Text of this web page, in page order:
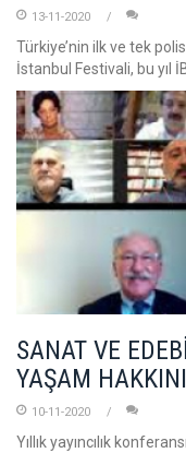
13-11-2020
Türkiye’nin ilk ve tek
İstanbul Festivali, bu yıl
SANAT VE
YAŞAM
10-11-2020
Yıllık yayıncılık